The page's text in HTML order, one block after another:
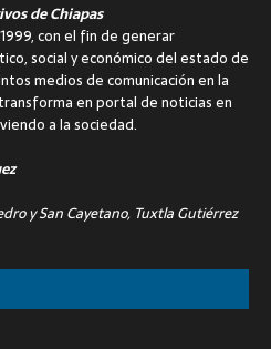
de Chiapas
con el fin de generar
social y económico del estado de
medios de comunicación en la
en portal de noticias en
a la sociedad.
y San Cayetano, Tuxtla Gutiérrez